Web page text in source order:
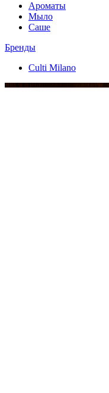
Ароматы
Мыло
Саше
Бренды
Culti Milano